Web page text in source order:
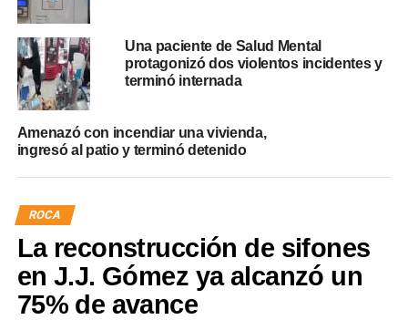
Una paciente de Salud Mental
protagonizó dos violentos incidentes y
terminó internada
Amenazó con incendiar una vivienda,
ingresó al patio y terminó detenido
ROCA
La reconstrucción de sifones
en J.J. Gómez ya alcanzó un
75% de avance